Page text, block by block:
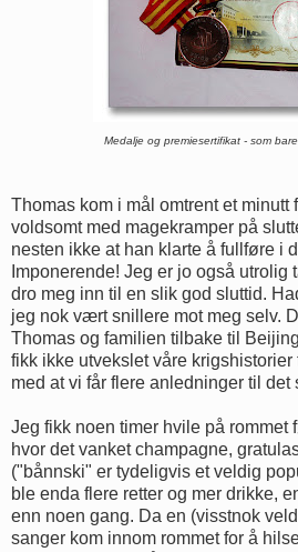
Medalje og premiesertifikat - som
Thomas kom i mål omtrent et minutt
voldsomt med magekramper på
nesten ikke at han klarte å fullføre i
Imponerende! Jeg er jo også utrolig
dro meg inn til en slik god sluttid.
jeg nok vært snillere mot meg selv.
Thomas og familien tilbake til
fikk ikke utvekslet våre
med at vi får flere anledninger til det
Jeg fikk noen timer hvile på rommet
hvor det vanket champagne,
("bånnski" er tydeligvis et veldig
ble enda flere retter og mer drikke,
enn noen gang. Da en (visstnok
sanger kom innom rommet for å